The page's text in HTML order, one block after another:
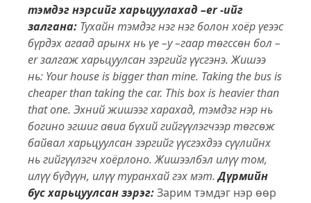
тэмдэг нэрсийг харьцуулахад –er -ийг
залгана: Тухайн тэмдэг нэг нэг болон хоёр үеээс
бүрдэх агаад арынх нь үе –у –гаар төгссөн бол –
еr залгаж харьцуулсан зэргийг үүсгэнэ. Жишээ
нь: Your house is bigger than mine. Taking the bus is
cheaper than taking the car. This box is heavier than
that one. Эхний жишээг харахад, тэмдэг нэр нь
богино эгшиг авиа бүхий гийгүүлэгчээр төгсөж
байвал харьцуулсан зэргийг үүсгэхдээ сүүлийнх
нь гийгүүлэгч хоёрлоно. Жишээлбэл илүү том,
илүү бүдүүн, илүү туранхай гэх мэт. Дүрмийн
бус харьцуулсан зэрэг:Зарим тэмдэг нэр өөр